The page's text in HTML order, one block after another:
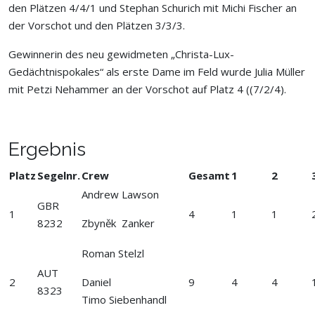
den Plätzen 4/4/1 und Stephan Schurich mit Michi Fischer an
der Vorschot und den Plätzen 3/3/3.
Gewinnerin des neu gewidmeten „Christa-Lux-
Gedächtnispokales“ als erste Dame im Feld wurde Julia Müller
mit Petzi Nehammer an der Vorschot auf Platz 4 ((7/2/4).
Ergebnis
Platz Segelnr.Crew Gesamt 1 2
1
GBR
8232
Andrew Lawson
Zbyněk Zanker
4 1 1
2
AUT
8323
Roman Stelzl
Daniel
Timo Siebenhandl
9 4 4